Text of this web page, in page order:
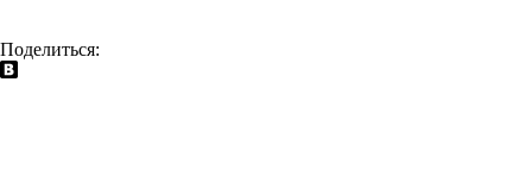
Поделиться: